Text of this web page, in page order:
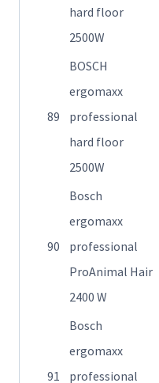
hard floor
2500W
89
BOSCH
ergomaxx
professional
hard floor
2500W
90
Bosch
ergomaxx
professional
ProAnimal Hair
2400 W
91
Bosch
ergomaxx
professional